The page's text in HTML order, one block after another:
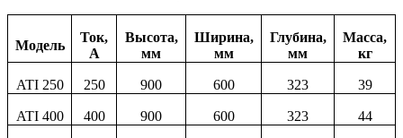
Модель
Ток,
А
Высота,
мм
Ширина,
мм
Глубина,
мм
Масса,
кг
ATI 250 250 900 600 323 39
ATI 400 400 900 600 323 44